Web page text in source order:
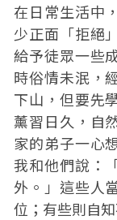
在日常生活中
少正面「拒絕
給予徒眾一些
時俗情未泯，
下山，但要先
薰習日久，自
家的弟子一心
我和他們說：
外。」這些人
位；有些則自